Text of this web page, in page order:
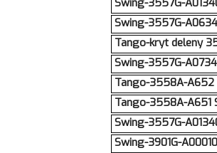
Swing-3557G-
Swing-3557G-
Tango-kryt deleny
Swing-3557G-
Tango-3558A-A652
Tango-3558A-A651
Swing-3557G-
Swing-3901G-